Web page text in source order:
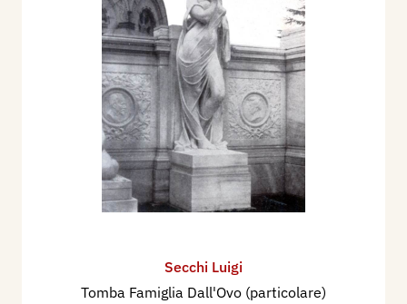
Secchi Luigi
Tomba Famiglia Dall'Ovo (particolare)